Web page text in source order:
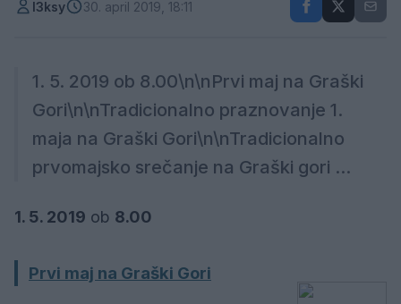
l3ksy 30. april 2019, 18:11
1. 5. 2019 ob 8.00\n\nPrvi maj na Graški
Gori\n\nTradicionalno praznovanje 1.
maja na Graški Gori\n\nTradicionalno
prvomajsko srečanje na Graški gori ...
1. 5. 2019 ob 8.00
Prvi maj na Graški Gori